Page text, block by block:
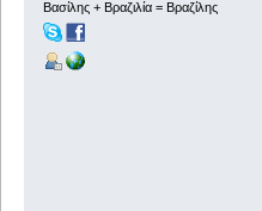
Βασίλης + Βραζιλία = Βραζίλης